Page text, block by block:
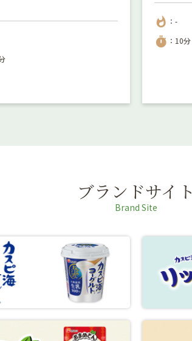
whatshot ：-
timer ：10分
ブランドサイト
Brand Site